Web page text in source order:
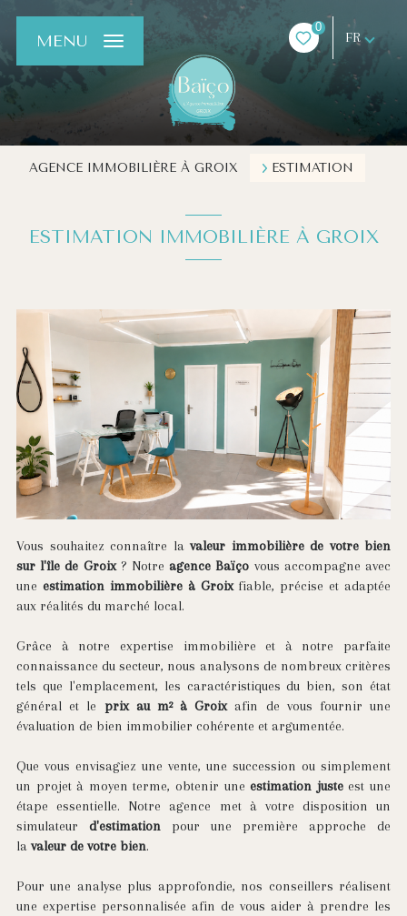
0
FR
MENU
AGENCE IMMOBILIÈRE À GROIX ESTIMATION
ESTIMATION IMMOBILIÈRE À GROIX
Vous souhaitez connaître la valeur immobilière de votre bien
sur l'île de Groix? Notreagence Baïço vous accompagne avec
une estimation immobilière à Groixfiable, précise et adaptée
aux réalités du marché local.
Grâce à notre expertise immobilière et à notre parfaite
connaissance du secteur, nous analysons de nombreux critères
tels que l'emplacement, les caractéristiques du bien, son état
général et le prix au m² à Groixafin de vous fournir une
évaluation de bien immobilier cohérente et argumentée.
Que vous envisagiez une vente, une succession ou simplement
un projet à moyen terme, obtenir uneestimation justeest une
étape essentielle. Notre agence met à votre disposition un
simulateur d'estimation pour une première approche de
la valeur de votre bien.
Pour une analyse plus approfondie, nos conseillers réalisent
une expertise personnalisée afin de vous aider à prendre les